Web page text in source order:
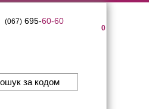
0
(067)695-60-60